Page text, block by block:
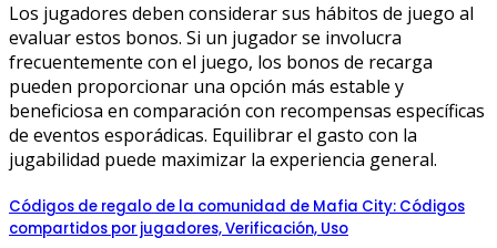
Los jugadores deben considerar sus hábitos de juego al
evaluar estos bonos. Si un jugador se involucra
frecuentemente con el juego, los bonos de recarga
pueden proporcionar una opción más estable y
beneficiosa en comparación con recompensas específicas
de eventos esporádicas. Equilibrar el gasto con la
jugabilidad puede maximizar la experiencia general.
Códigos de regalo de la comunidad de Mafia City: Códigos
compartidos por jugadores, Verificación, Uso